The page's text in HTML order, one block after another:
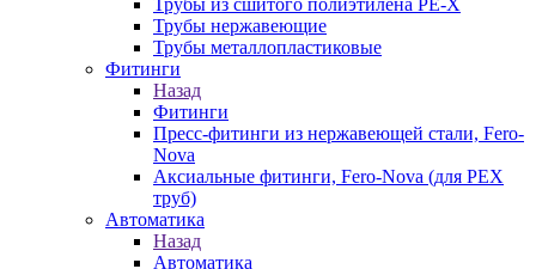
Трубы из сшитого полиэтилена PE-X
Трубы нержавеющие
Трубы металлопластиковые
Фитинги
Назад
Фитинги
Пресс-фитинги из нержавеющей стали, Fero-
Nova
Аксиальные фитинги, Fero-Nova (для PEX
труб)
Автоматика
Назад
Автоматика